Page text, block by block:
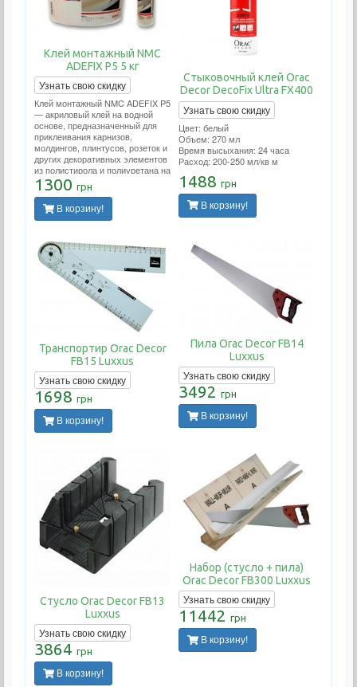
Клей монтажный NMC
ADEFIX P5 5 кг
Узнать свою скидку
Клей монтажный NMC ADEFIX P5
— акриловый клей на водной
основе, предназначенный для
приклеивания карнизов,
молдингов, плинтусов, розеток и
других декоративных элементов
из полистирола и полиуретана на
ДВП, ДСП, гипсокартон,
гипсоволокно, штукатурку, бетон
и другие поверхности.
1300 грн
В корзину!
Стыковочный клей Orac
Decor DecoFix Ultra FX400
Узнать свою скидку
Цвет: белый
Объем: 270 мл
Время высыхания: 24 часа
Расход: 200-250 мл/кв м
1488 грн
В корзину!
Транспортир Orac Decor
FB15 Luxxus
Узнать свою скидку
1698 грн
В корзину!
Пила Orac Decor FB14
Luxxus
Узнать свою скидку
3492 грн
В корзину!
Стусло Orac Decor FB13
Luxxus
Узнать свою скидку
3864 грн
В корзину!
Набор (стусло + пила)
Orac Decor FB300 Luxxus
Узнать свою скидку
11442 грн
В корзину!